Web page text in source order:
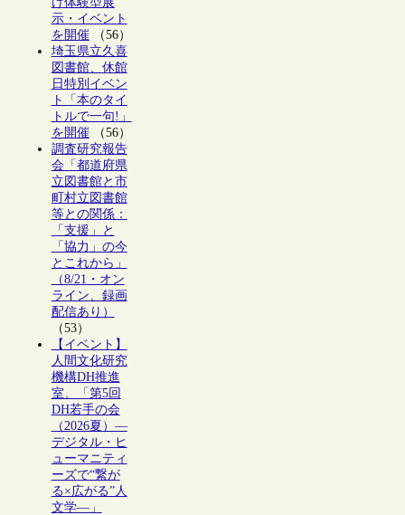
示・イベント
を開催（56）
埼玉県立久喜
図書館、休館
日特別イベン
ト「本のタイ
トルで一句!」
を開催（56）
調査研究報告
会「都道府県
立図書館と市
町村立図書館
等との関係：
「支援」と
「協力」の今
とこれから」
（8/21・オン
ライン、録画
配信あり）
（53）
【イベント】
人間文化研究
機構DH推進
室、「第5回
DH若手の会
（2026夏）―
デジタル・ヒ
ューマニティ
ーズで“繋が
る×広がる”人
文学―」